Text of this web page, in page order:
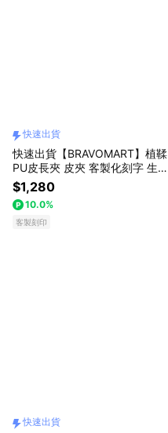
快速出貨
快速出貨【BRAVOMART】植鞣
PU皮長夾 皮夾 客製化刻字 生日
禮物 送禮推薦 男生禮物 現貨 巨
蟹座 禮物獨家 新品上市 送給男
生 真皮皮夾 男友禮物 獅子座
$1,280
10.0%
客製刻印
快速出貨